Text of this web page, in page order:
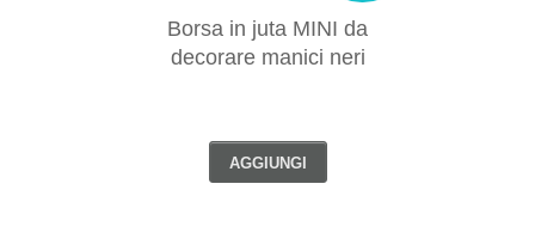
Borsa in juta MINI da
decorare manici neri
AGGIUNGI